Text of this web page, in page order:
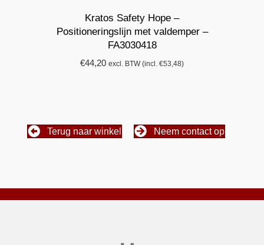
Kratos Safety Hope –
Positioneringslijn met valdemper –
FA3030418
€44,20 excl. BTW (incl. €53,48)
Terug naar winkel Neem contact op